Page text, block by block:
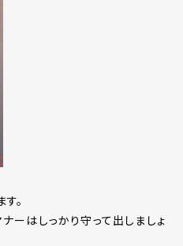
。
ーはしっかり守って出しましょ